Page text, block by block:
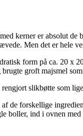
kerner er absolut de
Men det er hele
form på ca. 20 x
groft majsmel
slikbøtte som
de forskellige
boller, ind i ovnen